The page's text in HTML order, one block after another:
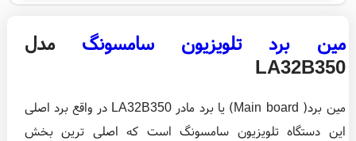
مین برد تلویزیون سامسونگ مدل
LA32B350
مین برد( Main board) یا برد مادر LA32B350 در واقع برد اصلی
این دستگاه تلویزیون سامسونگ است که اصلی ترین بخش